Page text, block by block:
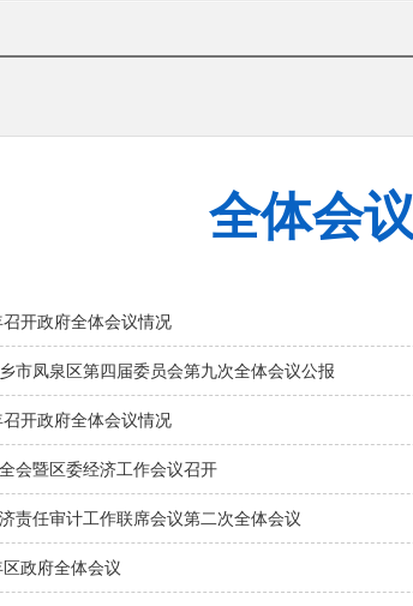
全体会议
开政府全体会议情况
市凤泉区第四届委员会第九次全体会议公报
开政府全体会议情况
会暨区委经济工作会议召开
责任审计工作联席会议第二次全体会议
政府全体会议